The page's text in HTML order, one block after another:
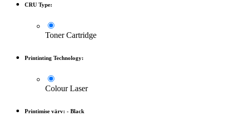
CRU Type:
Toner Cartridge
Printinting Technology:
Colour Laser
Printimise värv: - Black